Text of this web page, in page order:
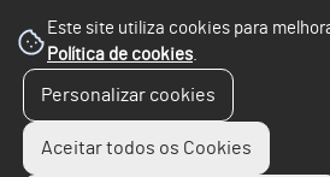
Este site utiliza cookies para
Política de cookies.
Personalizar cookies
Aceitar todos os Cookies